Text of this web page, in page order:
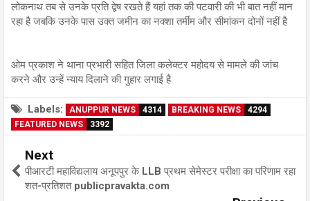
लोकनाथ तब से उनके प्रति द्वेष रखते हैं यहां तक की पटवारी की भी बात नहीं मान
रहा है जबकि उनके पास उक्त जमीन का नक्शा तर्मीम और सीमांकन दोनों नहीं है
ओम प्रकाश ने थाना प्रभारी सहित जिला कलेक्टर महोदय से मामले की जांच
करने और उन्हें न्याय दिलाने की गुहार लगाई है
Labels: ANUPPUR NEWS 4314 BREAKING NEWS
4294
FEATURED NEWS
3392
Next
पीआरटी महाविद्यलाय अनूपपुर के LLB प्रथम सेमेस्टर परीक्षा का परिणाम रहा
शत-प्रतिशत publicpravakta.com